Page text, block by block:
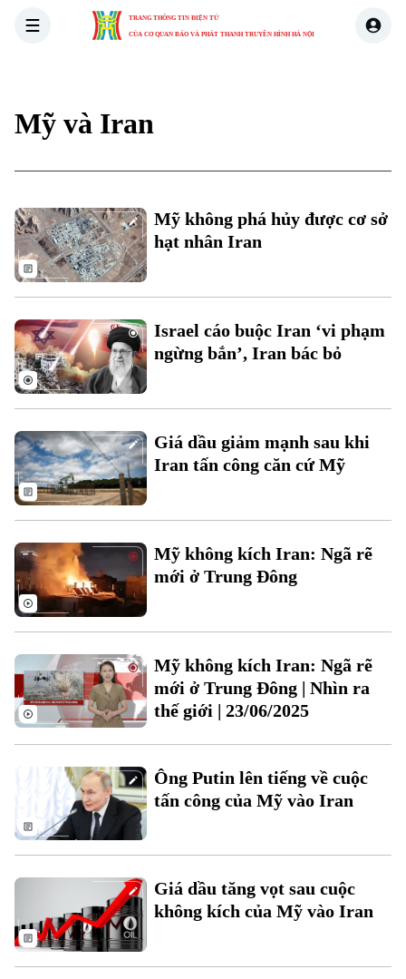
TRANG THÔNG TIN ĐIỆN TỬ
CỦA CƠ QUAN BÁO VÀ PHÁT THANH TRUYỀN HÌNH HÀ NỘI
Xu hướng
Chuyên mục
Chính trị
Nhịp sống Hà Nội
Thế giới
Mỹ và Iran
Mỹ không phá hủy được cơ sở
hạt nhân Iran
Israel cáo buộc Iran ‘vi phạm
ngừng bắn’, Iran bác bỏ
Giá dầu giảm mạnh sau khi
Iran tấn công căn cứ Mỹ
Mỹ không kích Iran: Ngã rẽ
mới ở Trung Đông
Mỹ không kích Iran: Ngã rẽ
mới ở Trung Đông | Nhìn ra
thế giới | 23/06/2025
Ông Putin lên tiếng về cuộc
tấn công của Mỹ vào Iran
Giá dầu tăng vọt sau cuộc
không kích của Mỹ vào Iran